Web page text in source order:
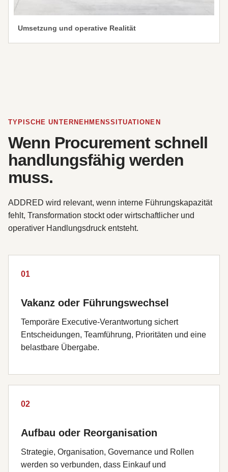
Umsetzung und operative Realität
TYPISCHE UNTERNEHMENSSITUATIONEN
Wenn Procurement schnell
handlungsfähig werden
muss.
ADDRED wird relevant, wenn interne Führungskapazität
fehlt, Transformation stockt oder wirtschaftlicher und
operativer Handlungsdruck entsteht.
01
Vakanz oder Führungswechsel
Temporäre Executive-Verantwortung sichert
Entscheidungen, Teamführung, Prioritäten und eine
belastbare Übergabe.
02
Aufbau oder Reorganisation
Strategie, Organisation, Governance und Rollen
werden so verbunden, dass Einkauf und